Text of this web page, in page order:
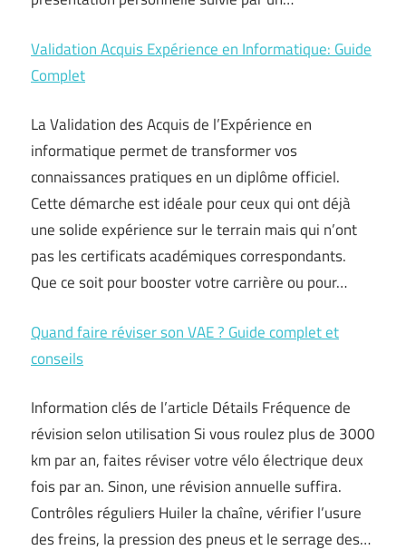
Validation Acquis Expérience en Informatique: Guide
Complet
La Validation des Acquis de l’Expérience en
informatique permet de transformer vos
connaissances pratiques en un diplôme officiel.
Cette démarche est idéale pour ceux qui ont déjà
une solide expérience sur le terrain mais qui n’ont
pas les certificats académiques correspondants.
Que ce soit pour booster votre carrière ou pour…
Quand faire réviser son VAE ? Guide complet et
conseils
Information clés de l’article Détails Fréquence de
révision selon utilisation Si vous roulez plus de 3000
km par an, faites réviser votre vélo électrique deux
fois par an. Sinon, une révision annuelle suffira.
Contrôles réguliers Huiler la chaîne, vérifier l’usure
des freins, la pression des pneus et le serrage des…